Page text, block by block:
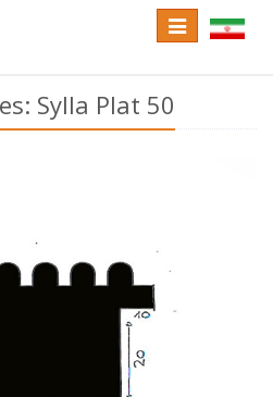
Toggle
Toggle
navigation
Sylla Plat 50